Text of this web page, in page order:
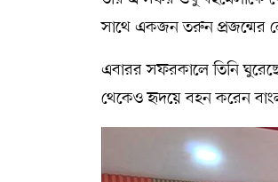
সাথে একজন তরুন প্রজন্মের
এবারর সফরকালে তিনি
থেকেও হৃদয়ে বহন করেন